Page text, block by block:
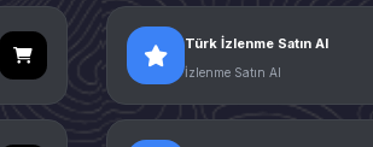
Türk İzlenme Satın Al
İzlenme Satın Al